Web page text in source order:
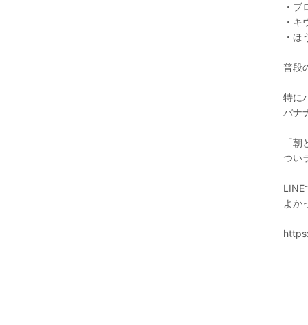
・ブ
・キ
・ほ
普段
特に
バナ
「
つい
LINE
よか